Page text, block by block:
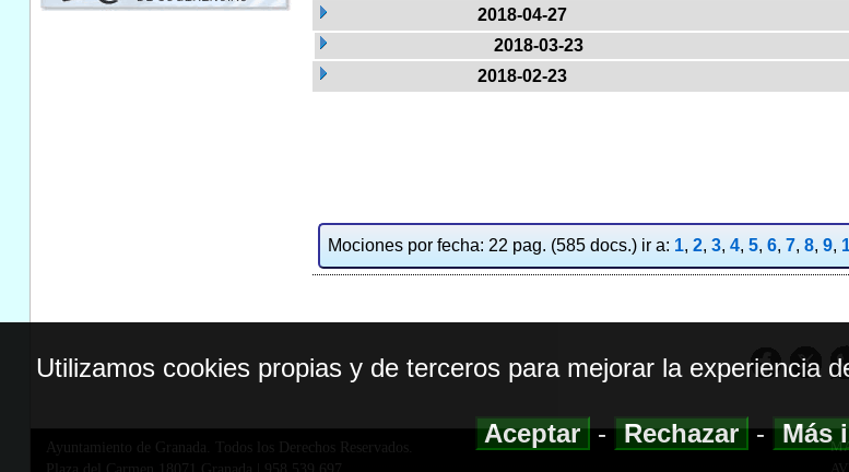
2018-04-27
2018-03-23
2018-02-23
Mociones por fecha: 22 pag. (585 docs.) ir a: 1, 2, 3, 4, 5, 6, 7, 8, 9,
Ayuntamiento de Granada. Todos los Derechos Reservados.
Utilizamos cookies propias y de terceros para mejorar la experiencia
Aceptar-Rechazar-Más